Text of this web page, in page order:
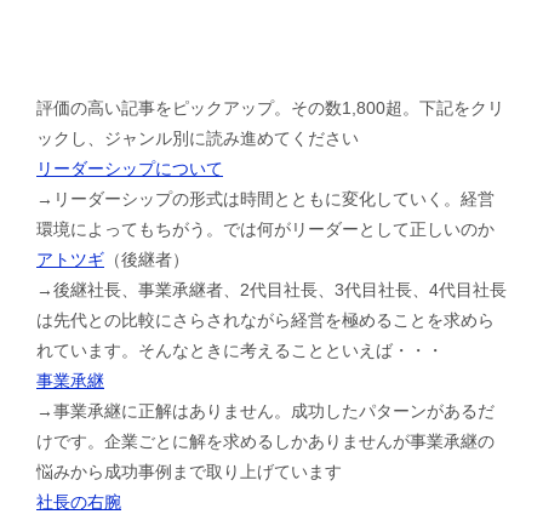
評価の高い記事をピックアップ。その数1,800超。下記をクリ
ックし、ジャンル別に読み進めてください
リーダーシップについて
→リーダーシップの形式は時間とともに変化していく。経営
環境によってもちがう。では何がリーダーとして正しいのか
アトツギ （後継者）
→後継社長、事業承継者、2代目社長、3代目社長、4代目社長
は先代との比較にさらされながら経営を極めることを求めら
れています。そんなときに考えることといえば・・・
事業承継
→事業承継に正解はありません。成功したパターンがあるだ
けです。企業ごとに解を求めるしかありませんが事業承継の
悩みから成功事例まで取り上げています
社長の右腕